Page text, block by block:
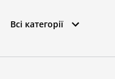
Всі категорії